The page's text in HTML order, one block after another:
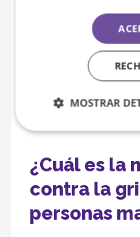
organizan
que las personas
pero esto varía.
en el centro más
páginas web
sanitarias locales
¿Cuál es la
contra la
personas
MOSTRAR